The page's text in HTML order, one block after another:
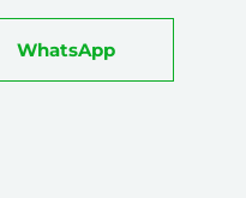
WhatsApp